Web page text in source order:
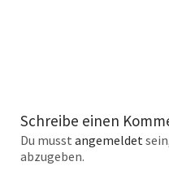
Schreibe einen
Du musst angemeldet
abzugeben.